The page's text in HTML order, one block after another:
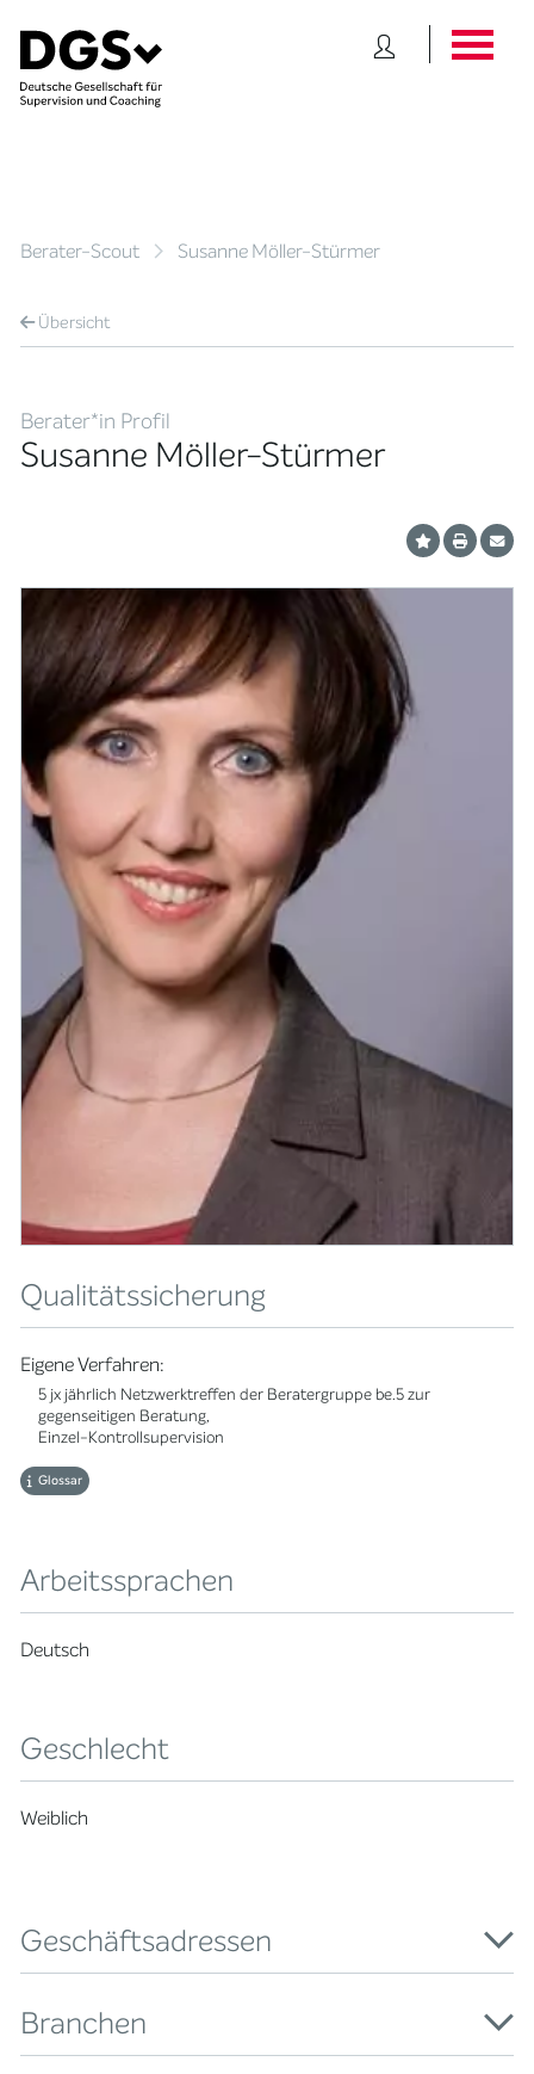
Berater-Scout Susanne Möller-Stürmer
Übersicht
Berater*in Profil
Susanne Möller-Stürmer
Qualitätssicherung
Eigene Verfahren:
5 jx jährlich Netzwerktreffen der Beratergruppe be.5 zur
gegenseitigen Beratung,
Einzel-Kontrollsupervision
Glossar
Arbeitssprachen
Deutsch
Geschlecht
Weiblich
Geschäftsadressen
Branchen